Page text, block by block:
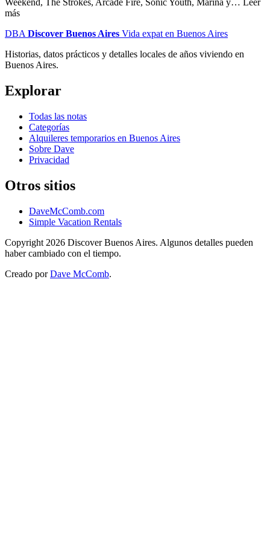
Weekend, The Strokes, Arcade Fire, Sonic Youth, Marina y… Leer
más
DBA Discover Buenos Aires Vida expat en Buenos Aires
Historias, datos prácticos y detalles locales de años viviendo en
Buenos Aires.
Explorar
Todas las notas
Categorías
Alquileres temporarios en Buenos Aires
Sobre Dave
Privacidad
Otros sitios
DaveMcComb.com
Simple Vacation Rentals
Copyright 2026 Discover Buenos Aires. Algunos detalles pueden
haber cambiado con el tiempo.
Creado porDave McComb.